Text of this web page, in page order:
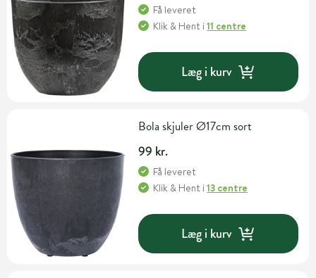
Få leveret
Klik & Hent i11 centre
Læg i kurv
Bola skjuler Ø17cm sort
99 kr.
Få leveret
Klik & Hent i13 centre
Læg i kurv